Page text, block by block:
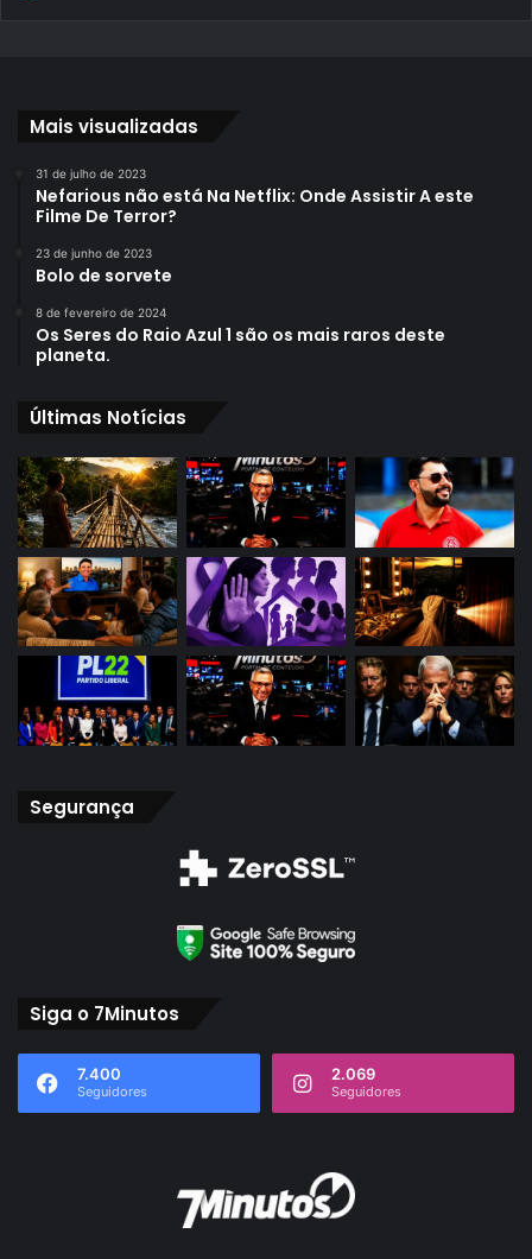
Mais visualizadas
31 de julho de 2023
Nefarious não está Na Netflix: Onde Assistir A este
Filme De Terror?
23 de junho de 2023
Bolo de sorvete
8 de fevereiro de 2024
Os Seres do Raio Azul 1 são os mais raros deste
planeta.
Últimas Notícias
Segurança
Siga o 7Minutos
7.400
Seguidores
2.069
Seguidores